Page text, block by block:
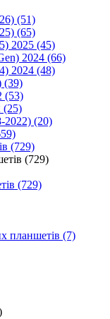
(51)
(65)
2025 (45)
2024 (66)
2024 (48)
(39)
(53)
(25)
2022) (20)
(729)
(729)
(729)
планшетів (7)